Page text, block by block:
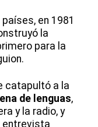
en 1981
la
para la
catapultó a la
de lenguas,
y la radio, y
entrevista